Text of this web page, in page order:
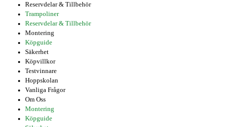
Reservdelar & Tillbehör
Trampoliner
Reservdelar & Tillbehör
Montering
Köpguide
Säkerhet
Köpvillkor
Testvinnare
Hoppskolan
Vanliga Frågor
Om Oss
Montering
Köpguide